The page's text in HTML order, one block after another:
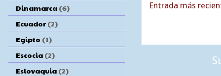
Entrada más
Dinamarca (6)
Ecuador (2)
Egipto (1)
Escocia (2)
Eslovaquia (2)